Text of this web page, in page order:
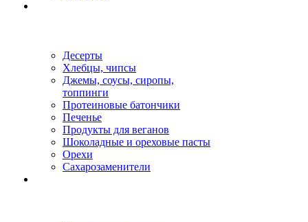
Десерты
Хлебцы, чипсы
Джемы, соусы, сиропы,
топпинги
Протеиновые батончики
Печенье
Продукты для веганов
Шоколадные и ореховые пасты
Орехи
Сахарозаменители